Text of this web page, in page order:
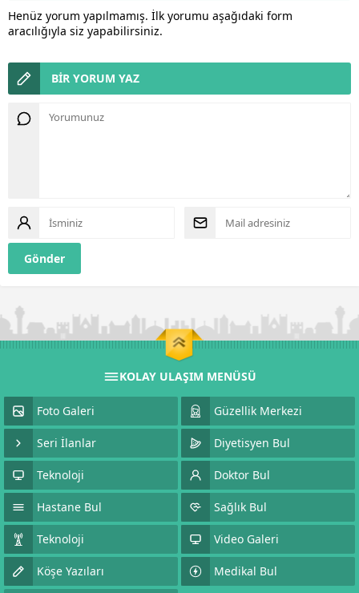
Henüz yorum yapılmamış. İlk yorumu aşağıdaki form
aracılığıyla siz yapabilirsiniz.
BİR YORUM YAZ
KOLAY ULAŞIM MENÜSÜ
Foto Galeri Güzellik Merkezi
Seri İlanlar Diyetisyen Bul
Teknoloji Doktor Bul
Hastane Bul Sağlık Bul
Teknoloji Video Galeri
Köşe Yazıları Medikal Bul